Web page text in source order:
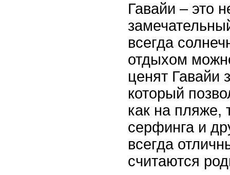
Гавайи – это
всегда
отдыхом
ценят Гавайи
который
как на пляже,
серфинга и
всегда
считаются